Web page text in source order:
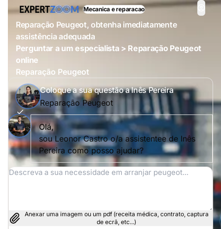
Mecanica e reparacao
Reparação Peugeot, obtenha imediatamente
assistência adequada
Perguntar a um especialista > Reparação Peugeot
online
Reparação Peugeot
Coloque a sua questão a Inês Pereira
Reparação Peugeot
Olá,
sou Leonor Castro o/a assistentee de Inês
Pereira como posso ajudar?
Anexar uma imagem ou um pdf (receita médica, contrato, captura
de ecrã, etc...)